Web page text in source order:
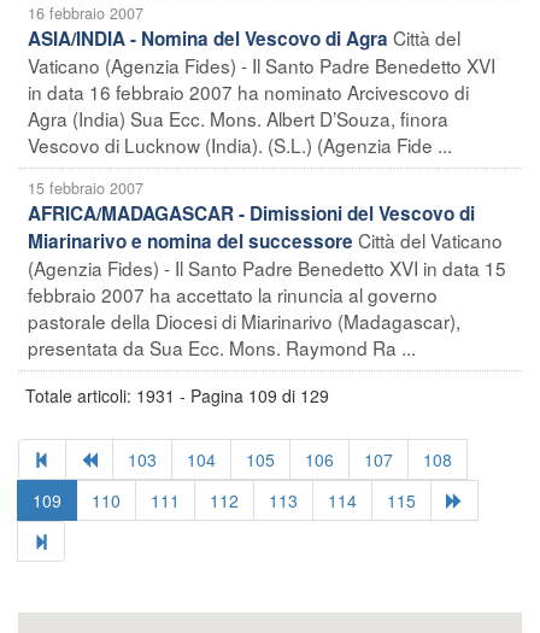
16 febbraio 2007
ASIA/INDIA - Nomina del Vescovo di Agra Città del
Vaticano (Agenzia Fides) - Il Santo Padre Benedetto XVI
in data 16 febbraio 2007 ha nominato Arcivescovo di
Agra (India) Sua Ecc. Mons. Albert D’Souza, finora
Vescovo di Lucknow (India). (S.L.) (Agenzia Fide ...
15 febbraio 2007
AFRICA/MADAGASCAR - Dimissioni del Vescovo di
Miarinarivo e nomina del successore Città del Vaticano
(Agenzia Fides) - Il Santo Padre Benedetto XVI in data 15
febbraio 2007 ha accettato la rinuncia al governo
pastorale della Diocesi di Miarinarivo (Madagascar),
presentata da Sua Ecc. Mons. Raymond Ra ...
Totale articoli: 1931 - Pagina 109 di 129
103 104 105 106 107
108
109
110 111 112 113 114 115